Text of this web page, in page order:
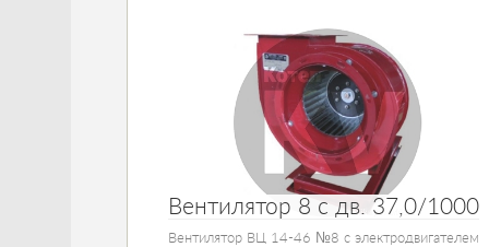
Вентилятор 8 с дв. 37,0/1000
Вентилятор ВЦ 14-46 №8 с электродвигателем